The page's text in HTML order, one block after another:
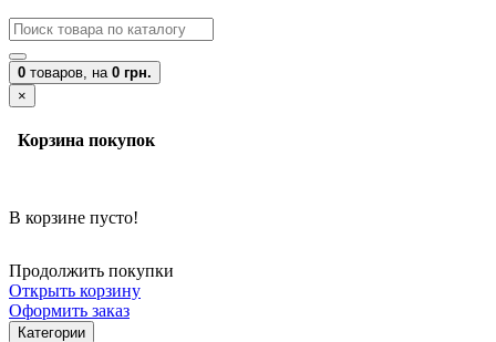
0 товаров, на 0 грн.
×
Корзина покупок
В корзине пусто!
Продолжить покупки
Открыть корзину
Оформить заказ
Категории